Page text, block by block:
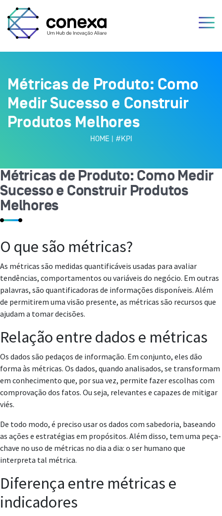
Métricas de Produto: Como
Medir Sucesso e Construir
Produtos Melhores
HOME | #KPI
Métricas de Produto: Como Medir
Sucesso e Construir Produtos
Melhores
O que são métricas?
As métricas são medidas quantificáveis usadas para avaliar
tendências, comportamentos ou variáveis do negócio. Em outras
palavras, são quantificadoras de informações disponíveis. Além
de permitirem uma visão presente, as métricas são recursos que
ajudam a tomar decisões.
Relação entre dados e métricas
Os dados são pedaços de informação. Em conjunto, eles dão
forma às métricas. Os dados, quando analisados, se transformam
em conhecimento que, por sua vez, permite fazer escolhas com
comprovação dos fatos. Ou seja, relevantes e capazes de mitigar
viés.
De todo modo, é preciso usar os dados com sabedoria, baseando
as ações e estratégias em propósitos. Além disso, tem uma peça-
chave no uso de métricas no dia a dia: o ser humano que
interpreta tal métrica.
Diferença entre métricas e
indicadores